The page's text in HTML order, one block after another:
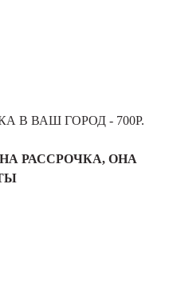
В ВАШ ГОРОД - 700Р.
РАССРОЧКА, ОНА